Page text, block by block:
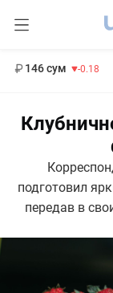
11 916 сум 28.92
подготовил
передав в